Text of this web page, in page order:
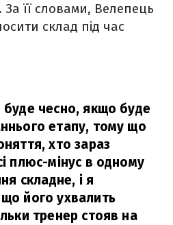
За її словами, Велепець
склад під час
чесно, якщо буде
етапу, тому що
хто зараз
плюс-мінус в одному
складне, і я
його ухвалить
тренер стояв на